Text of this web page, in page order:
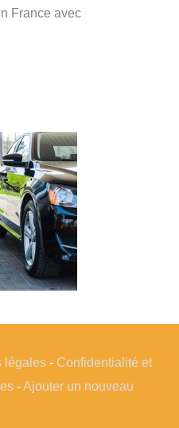
France avec
légales- Confidentialité et
-Ajouter un nouveau